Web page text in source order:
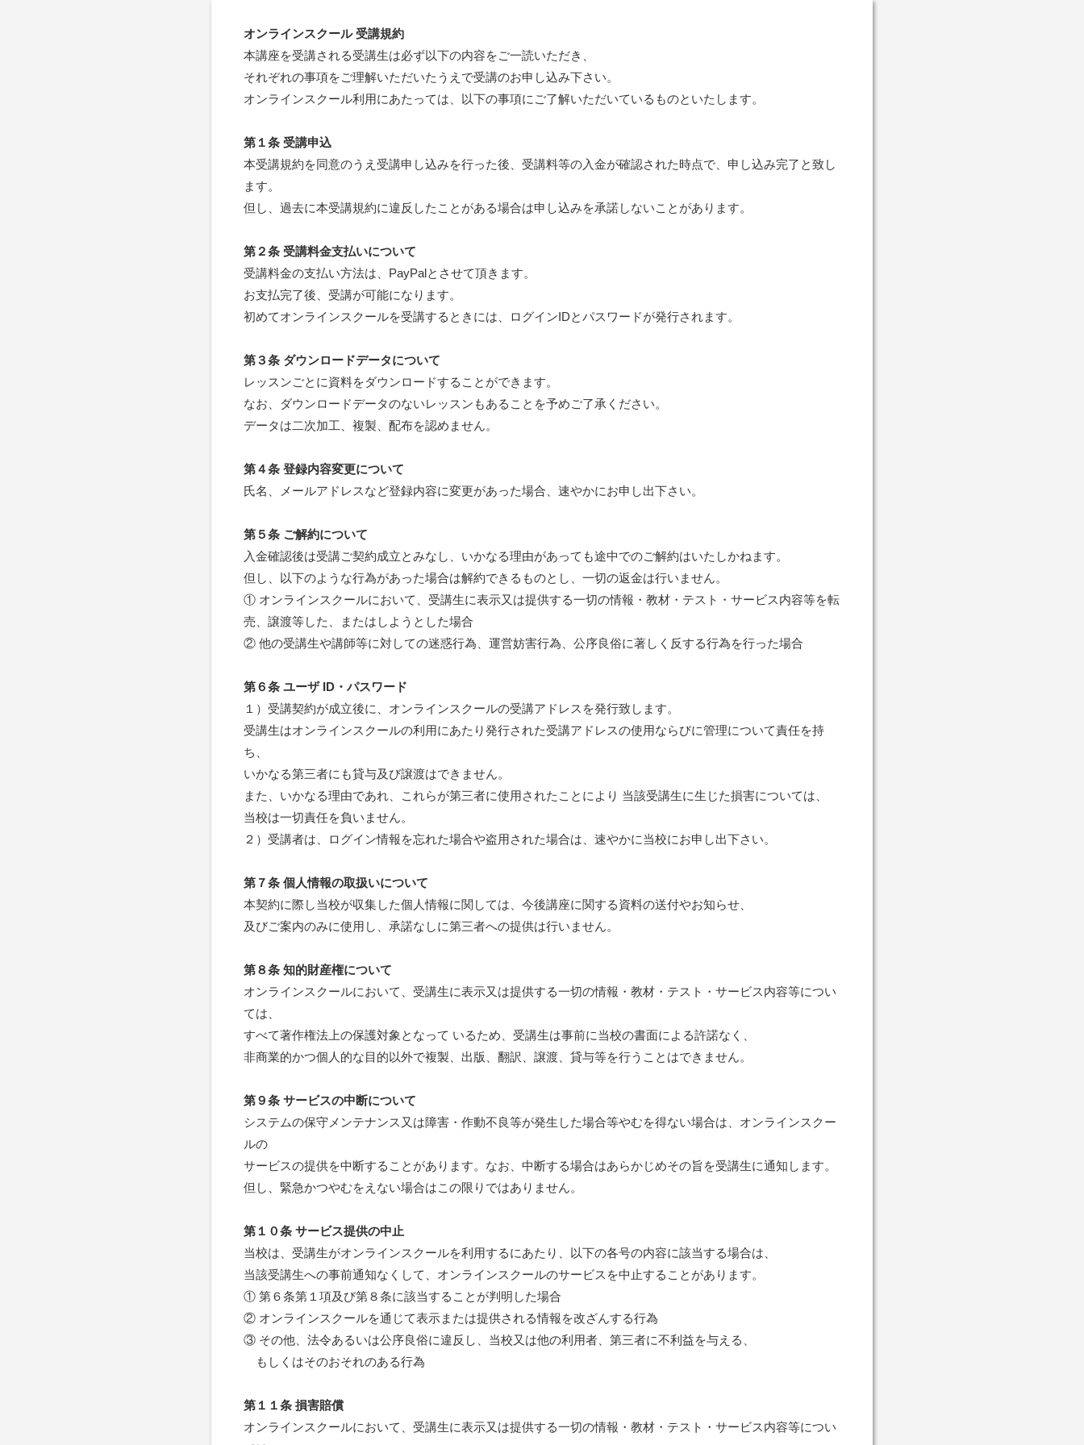
オンラインスクール 受講規約
本講座を受講される受講生は必ず以下の内容をご一読いただき、
それぞれの事項をご理解いただいたうえで受講のお申し込み下さい。
オンラインスクール利用にあたっては、以下の事項にご了解いただいているものといたします。
第１条 受講申込
本受講規約を同意のうえ受講申し込みを行った後、受講料等の入金が確認された時点で、申し込み完了と致し
ます。
但し、過去に本受講規約に違反したことがある場合は申し込みを承諾しないことがあります。
第２条 受講料金支払いについて
受講料金の支払い方法は、PayPalとさせて頂きます。
お支払完了後、受講が可能になります。
初めてオンラインスクールを受講するときには、ログインIDとパスワードが発行されます。
第３条 ダウンロードデータについて
レッスンごとに資料をダウンロードすることができます。
なお、ダウンロードデータのないレッスンもあることを予めご了承ください。
データは二次加工、複製、配布を認めません。
第４条 登録内容変更について
氏名、メールアドレスなど登録内容に変更があった場合、速やかにお申し出下さい。
第５条 ご解約について
入金確認後は受講ご契約成立とみなし、いかなる理由があっても途中でのご解約はいたしかねます。
但し、以下のような行為があった場合は解約できるものとし、一切の返金は行いません。
① オンラインスクールにおいて、受講生に表示又は提供する一切の情報・教材・テスト・サービス内容等を転
売、譲渡等した、またはしようとした場合
② 他の受講生や講師等に対しての迷惑行為、運営妨害行為、公序良俗に著しく反する行為を行った場合
第６条 ユーザ ID・パスワード
１）受講契約が成立後に、オンラインスクールの受講アドレスを発行致します。
受講生はオンラインスクールの利用にあたり発行された受講アドレスの使用ならびに管理について責任を持
ち、
いかなる第三者にも貸与及び譲渡はできません。
また、いかなる理由であれ、これらが第三者に使用されたことにより 当該受講生に生じた損害については、
当校は一切責任を負いません。
２）受講者は、ログイン情報を忘れた場合や盗用された場合は、速やかに当校にお申し出下さい。
第７条 個人情報の取扱いについて
本契約に際し当校が収集した個人情報に関しては、今後講座に関する資料の送付やお知らせ、
及びご案内のみに使用し、承諾なしに第三者への提供は行いません。
第８条 知的財産権について
オンラインスクールにおいて、受講生に表示又は提供する一切の情報・教材・テスト・サービス内容等につい
ては、
すべて著作権法上の保護対象となって いるため、受講生は事前に当校の書面による許諾なく、
非商業的かつ個人的な目的以外で複製、出版、翻訳、譲渡、貸与等を行うことはできません。
第９条 サービスの中断について
システムの保守メンテナンス又は障害・作動不良等が発生した場合等やむを得ない場合は、オンラインスクー
ルの
サービスの提供を中断することがあります。なお、中断する場合はあらかじめその旨を受講生に通知します。
但し、緊急かつやむをえない場合はこの限りではありません。
第１０条 サービス提供の中止
当校は、受講生がオンラインスクールを利用するにあたり、以下の各号の内容に該当する場合は、
当該受講生への事前通知なくして、オンラインスクールのサービスを中止することがあります。
① 第６条第１項及び第８条に該当することが判明した場合
② オンラインスクールを通じて表示または提供される情報を改ざんする行為
③ その他、法令あるいは公序良俗に違反し、当校又は他の利用者、第三者に不利益を与える、
もしくはそのおそれのある行為
第１１条 損害賠償
オンラインスクールにおいて、受講生に表示又は提供する一切の情報・教材・テスト・サービス内容等につい